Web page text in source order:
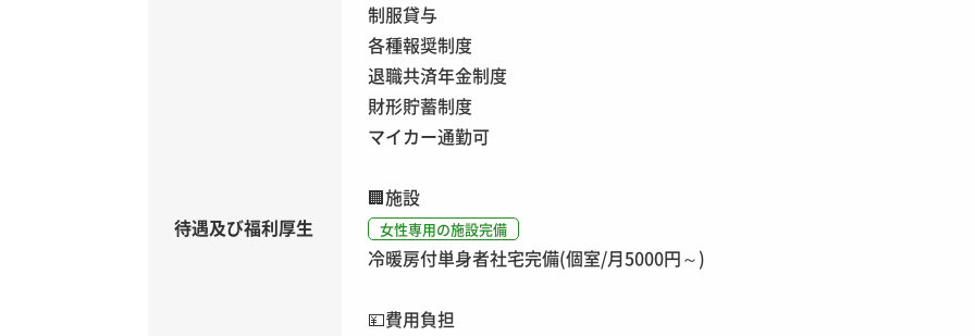
待遇及び福利厚生
制服貸与
各種報奨制度
退職共済年金制度
財形貯蓄制度
マイカー通勤可
🏢施設
女性専用の施設完備
冷暖房付単身者社宅完備(個室/月5000円～)
💴費用負担